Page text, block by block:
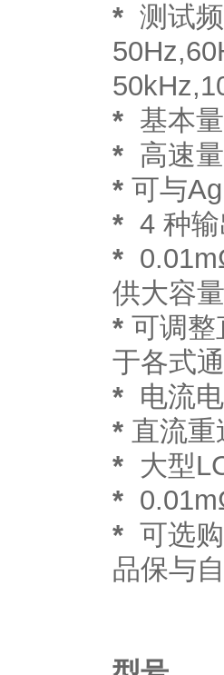
* 测试
* 基本
* 高速
* 可与
* 4 种
*
供大容
* 可调整
于各式
* 电流
* 直流重
* 大型
*
* 可选
品保与